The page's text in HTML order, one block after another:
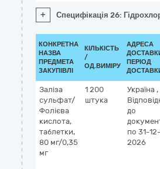
+ Специфікація 26:
КОНКРЕТНА
НАЗВА
ПРЕДМЕТА
ЗАКУПІВЛІ
КІЛЬКІСТЬ
/
ОД.ВИМІРУ
АДРЕСА
ПЕРІОД
Заліза
сульфат/
Фолієва
кислота,
таблетки,
80 мг/0,35
мг
1 200
штука
Україна ,
до
по 31-12-
2026